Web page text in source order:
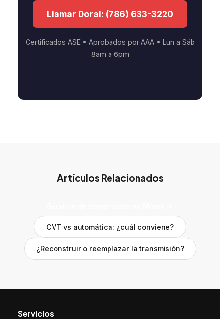
Llamar Doral: (786) 633-3220
Certificados ASE • Aprobados por AAA • Lun a Sáb
8am a 6pm
Artículos Relacionados
CVT vs automática: ¿cuál conviene?
¿Reconstruir o reemplazar la transmisión?
Servicios